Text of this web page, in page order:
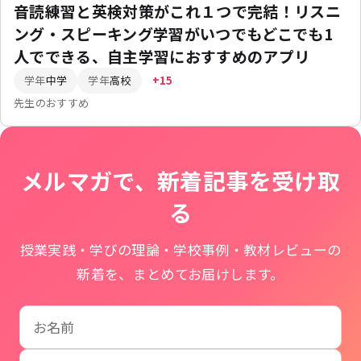
音読練習と英検対策がこれ１つで完結！リスニ
ング・スピーキング学習がいつでもどこでも1
人でできる、自主学習におすすめのアプリ
学年中学 学年高校 +15
先生のおすすめ
メルマガで、新着記事を受け取
る
授業実践・学びの理論・学校事例・教材レビューの
新着を、まとめてお届けします。
お名前
学校名
メールアドレス